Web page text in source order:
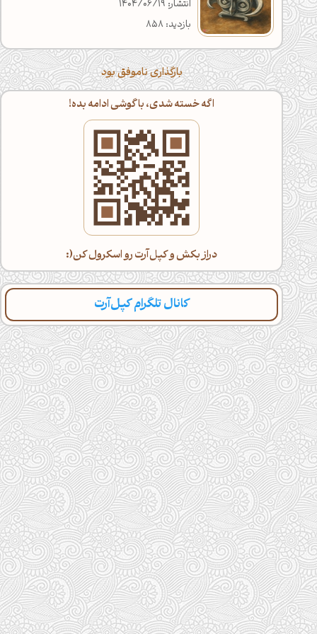
انتشار: 1404/06/19
بازدید: 858
بارگذاری ناموفق بود
اگه خسته شدی، با گوشی ادامه بده!
دراز بکش و کپل‌آرت رو اسکرول کن(:
کانال تلگرام کپل‌آرت